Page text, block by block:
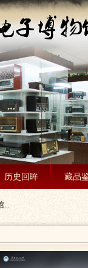
历史回眸 藏品
...
...